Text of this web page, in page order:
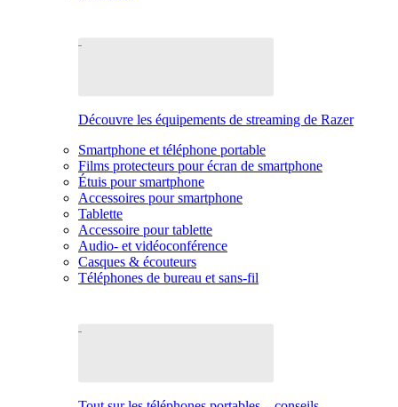
Découvre les équipements de streaming de Razer
Smartphone et téléphone portable
Films protecteurs pour écran de smartphone
Étuis pour smartphone
Accessoires pour smartphone
Tablette
Accessoire pour tablette
Audio- et vidéoconférence
Casques & écouteurs
Téléphones de bureau et sans-fil